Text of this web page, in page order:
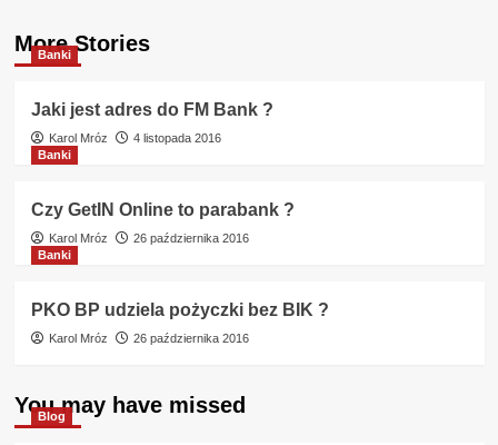
More Stories
Banki
Jaki jest adres do FM Bank ?
Karol Mróz
4 listopada 2016
Banki
Czy GetIN Online to parabank ?
Karol Mróz
26 października 2016
Banki
PKO BP udziela pożyczki bez BIK ?
Karol Mróz 26 października 2016
You may have missed
Blog